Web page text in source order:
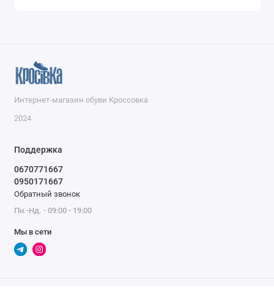
Интернет-магазин обуви Кроссовка
2024
Поддержка
0670771667
0950171667
Обратный звонок
Пн.-Нд. - 09:00 - 19:00
Мы в сети